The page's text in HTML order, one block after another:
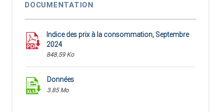
DOCUMENTATION
Indice des prix à la consommation, Septembre
2024
848.59 Ko
Données
3.85 Mo